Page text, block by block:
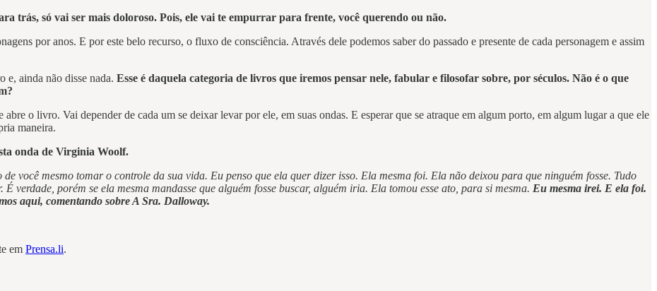
trás, só vai ser mais doloroso. Pois, ele vai te empurrar para frente, você querendo ou não.
por anos. E por este belo recurso, o fluxo de consciência. Através dele podemos saber do passado e presente de cada personagem e assim
e, ainda não disse nada. Esse é daquela categoria de livros que iremos pensar nele, fabular e filosofar sobre, por séculos. Não é o que
o livro. Vai depender de cada um se deixar levar por ele, em suas ondas. E esperar que se atraque em algum porto, em algum lugar a que ele
maneira.
onda de Virginia Woolf.
você mesmo tomar o controle da sua vida. Eu penso que ela quer dizer isso. Ela mesma foi. Ela não deixou para que ninguém fosse. Tudo
verdade, porém se ela mesma mandasse que alguém fosse buscar, alguém iria. Ela tomou esse ato, para si mesma. Eu mesma irei. E ela foi.
aqui, comentando sobre A Sra. Dalloway.
em Prensa.li.